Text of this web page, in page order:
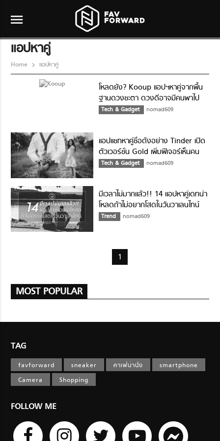
menu
แอปหาคู่
Home แอปหาคู่
โหลดยัง? Kooup แอปฯหาคู่จากพื้น
ฐานดวงชะตา ดวงดีอาจมีคนพาไป
ลอยกระทง
Tech & Gadget nomad609
แอปแชทหาคู่ชื่อดังอย่าง Tinder เปิด
ตัวเวอร์ชั่น Gold เพิ่มฟีเจอร์เห็นคน
ไลค์ได้แล้ว!!
Tech & Gadget nomad609
มีเวลาไม่มากแล้ว!! 14 แอปหาคู่เดทน่า
โหลดถ้าไม่อยากโสดในวันวาเลนไทน์
Trend nomad609
1
MOST POPULAR
TAG
favforward sneaker คาเฟ่น่านั่ง
smartphone
Camera
Shopping
FOLLOW ME